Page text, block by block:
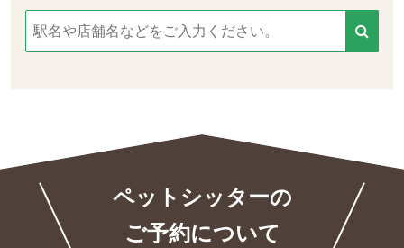
ペットシッターの
ご予約について